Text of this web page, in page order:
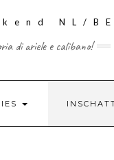
di ariele e calibano!